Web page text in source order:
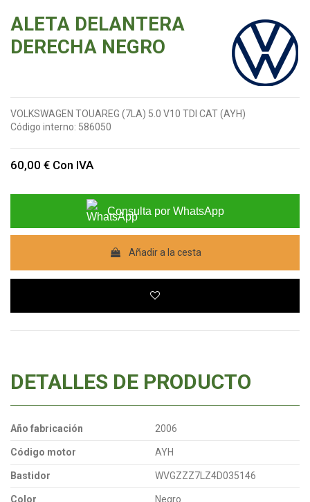
ALETA DELANTERA
DERECHA NEGRO
VOLKSWAGEN TOUAREG (7LA) 5.0 V10 TDI CAT (AYH)
Código interno: 586050
60,00 € Con IVA
Consulta por WhatsApp
Añadir a la cesta
DETALLES DE PRODUCTO
Año fabricación 2006
Código motor AYH
Bastidor WVGZZZ7LZ4D035146
Color Negro